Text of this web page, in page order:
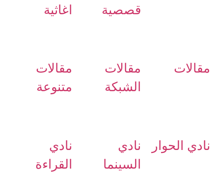
قصصية اغاثية
مقالات
مقالات
الشبكة
مقالات
متنوعة
نادي الحوار
نادي
السينما
نادي
القراءة